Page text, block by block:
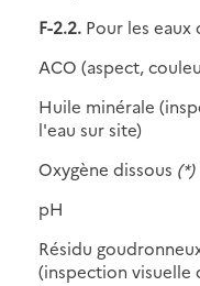
F-2.2. Pour les eaux
ACO (aspect,
Huile minérale
l'eau sur site)
Oxygène dissous (*)
pH
Résidu
(inspection visuelle